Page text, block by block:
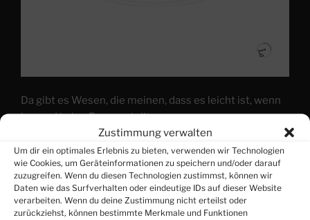
Zustimmung verwalten
Um dir ein optimales Erlebnis zu bieten, verwenden wir Technologien
wie Cookies, um Geräteinformationen zu speichern und/oder darauf
zuzugreifen. Wenn du diesen Technologien zustimmst, können wir
Daten wie das Surfverhalten oder eindeutige IDs auf dieser Website
verarbeiten. Wenn du deine Zustimmung nicht erteilst oder
zurückziehst, können bestimmte Merkmale und Funktionen
Da gibt es Wesen, die meinen, dass es leicht ist, wenn
jemand keine Fragen stellt.
Ich gehöre definitiv NICHT dazu.
Ich liebe Fragen.
Und je verwirrender sie sind, umso lieber sind sie mir.